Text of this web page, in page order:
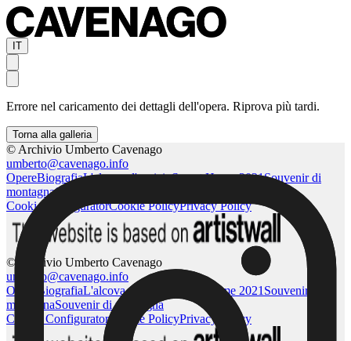
IT
Errore nel caricamento dei dettagli dell'opera. Riprova più tardi.
Torna alla galleria
© Archivio Umberto Cavenago
umberto@cavenago.info
OpereBiografiaL'alcova d'acciaioSweet Home 2021Souvenir di
montagnaSouvenir di montagna
Cookie ConfiguratorCookie PolicyPrivacy Policy
© Archivio Umberto Cavenago
umberto@cavenago.info
Opere
BiografiaL'alcova d'acciaio Sweet Home 2021 Souvenir di
montagnaSouvenir di montagna
Cookie ConfiguratorCookie PolicyPrivacy Policy